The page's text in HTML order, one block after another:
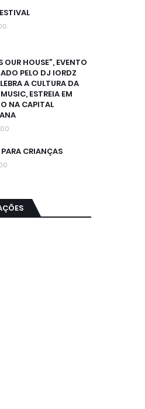
OUR HOUSE”, EVENTO
PELO DJ IORDZ
A CULTURA DA
ESTREIA EM
NA CAPITAL
CRIANÇAS